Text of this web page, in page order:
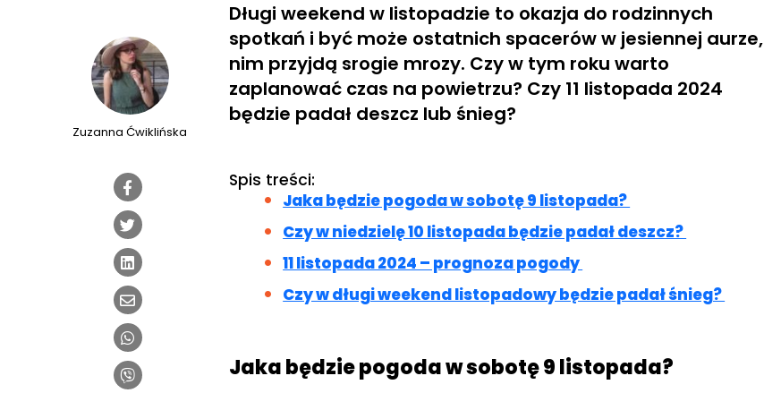
Zuzanna Ćwiklińska
Długi weekend w listopadzie to okazja do rodzinnych
spotkań i być może ostatnich spacerów w jesiennej aurze,
nim przyjdą srogie mrozy. Czy w tym roku warto
zaplanować czas na powietrzu? Czy 11 listopada 2024
będzie padał deszcz lub śnieg?
Spis treści:
Jaka będzie pogoda w sobotę 9 listopada?
Czy w niedzielę 10 listopada będzie padał deszcz?
11 listopada 2024 – prognoza pogody
Czy w długi weekend listopadowy będzie padał śnieg?
Jaka będzie pogoda w sobotę 9 listopada?